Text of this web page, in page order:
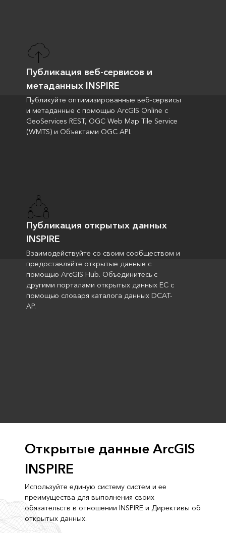
Публикация веб-сервисов и
метаданных INSPIRE
Публикуйте оптимизированные веб-сервисы
и метаданные с помощью ArcGIS Online с
GeoServices REST, OGC Web Map Tile Service
(WMTS) и Объектами OGC API.
Публикация открытых данных
INSPIRE
Взаимодействуйте со своим сообществом и
предоставляйте открытые данные с
помощью ArcGIS Hub. Объединитесь с
другими порталами открытых данных ЕС с
помощью словаря каталога данных DCAT-
AP.
Открытые данные ArcGIS
INSPIRE
Используйте единую систему систем и ее
преимущества для выполнения своих
обязательств в отношении INSPIRE и Директивы об
открытых данных.